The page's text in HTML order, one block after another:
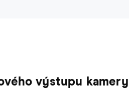
výstupu kamery